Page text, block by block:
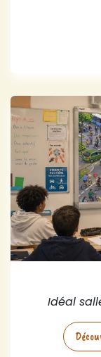
Idéal